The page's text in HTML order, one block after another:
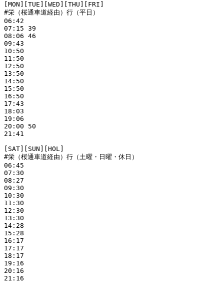
[MON][TUE][WED][THU][FRI]
#栄（桜通車道経由）行（平日）
06:42
07:15 39
08:06 46
09:43
10:50
11:50
12:50
13:50
14:50
15:50
16:50
17:43
18:03
19:06
20:00 50
21:41
[SAT][SUN][HOL]
#栄（桜通車道経由）行（土曜・日曜・休日）
06:45
07:30
08:27
09:30
10:30
11:30
12:30
13:30
14:28
15:28
16:17
17:17
18:17
19:16
20:16
21:16